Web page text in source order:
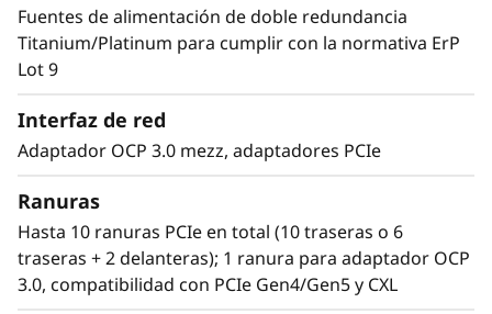
Los procesadores AMD EPYC™ de 4.ª
generación del SR655 V3 ofrecen el máximo
rendimiento y son compatibles con las
memorias TruDDR5 más recientes para
Fuentes de alimentación de doble redundancia
Titanium/Platinum para cumplir con la normativa ErP
Lot 9
Interfaz de red
Adaptador OCP 3.0 mezz, adaptadores PCIe
Ranuras
Hasta 10 ranuras PCIe en total (10 traseras o 6
traseras + 2 delanteras); 1 ranura para adaptador OCP
3.0, compatibilidad con PCIe Gen4/Gen5 y CXL